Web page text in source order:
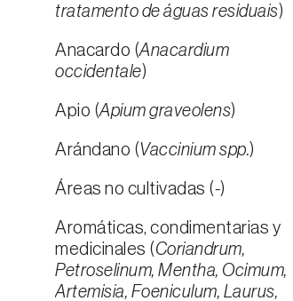
tratamento de águas residuais)
Anacardo (Anacardium
occidentale)
Apio (Apium graveolens)
Arándano (Vaccinium spp.)
Áreas no cultivadas (-)
Aromáticas, condimentarias y
medicinales (Coriandrum,
Petroselinum, Mentha, Ocimum,
Artemisia, Foeniculum, Laurus,